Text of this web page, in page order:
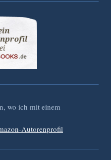
wo ich mit einem
Autorenprofil